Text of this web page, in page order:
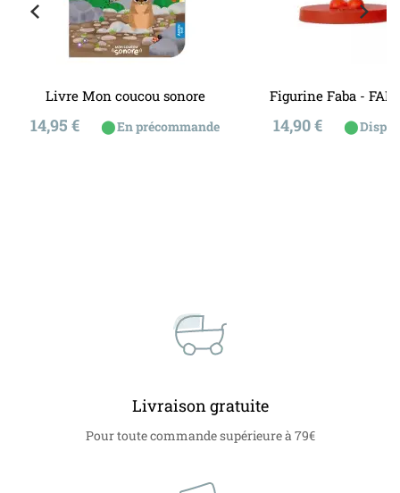
Livre Mon coucou sonore
Prix
14,95 € ⬤En précommande
Figurine Faba -
Prix
14,90 € ⬤
Livraison gratuite
Pour toute commande supérieure à 79€